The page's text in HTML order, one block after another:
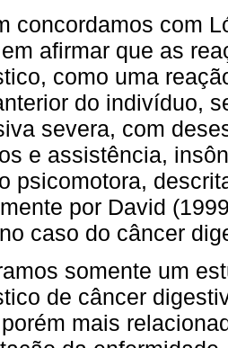
concordamos com
afirmar que as
como uma
do indivíduo,
severa, com
e assistência,
psicomotora,
por David
caso do câncer
somente um
de câncer
mais